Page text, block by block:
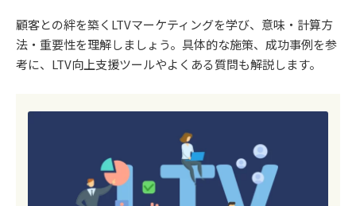
顧客との絆を築くLTVマーケティングを学び、意味・計算方
法・重要性を理解しましょう。具体的な施策、成功事例を参
考に、LTV向上支援ツールやよくある質問も解説します。